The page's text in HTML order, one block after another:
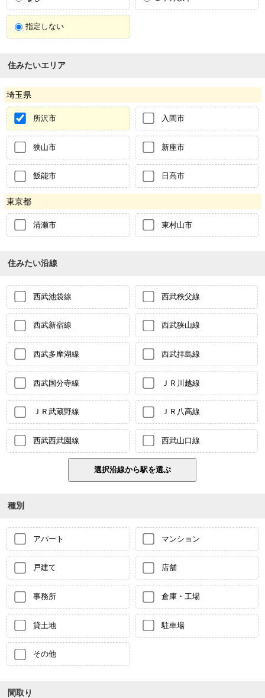
指定しない
住みたいエリア
埼玉県
所沢市 入間市
狭山市 新座市
飯能市 日高市
東京都
清瀬市 東村山市
住みたい沿線
西武池袋線 西武秩父線
西武新宿線 西武狭山線
西武多摩湖線 西武拝島線
西武国分寺線 ＪＲ川越線
ＪＲ武蔵野線 ＪＲ八高線
西武西武園線 西武山口線
種別
アパート マンション
戸建て 店舗
事務所 倉庫・工場
貸土地 駐車場
その他
間取り